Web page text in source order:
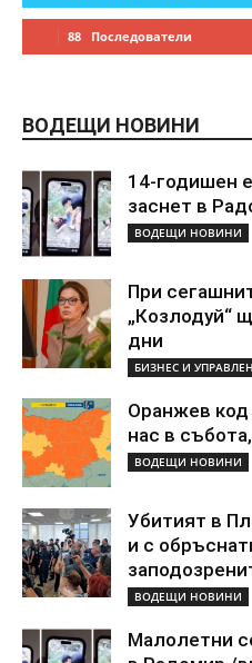
88 Последователи
ВОДЕЩИ НОВИНИ
14-годишен
заснет в
ВОДЕЩИ НОВИНИ
При
„Козлодуй“
дни
БИЗНЕС И
Оранжев код
нас в
ВОДЕЩИ НОВИНИ
Убитият в
и с
ВОДЕЩИ НОВИНИ
Малолетни